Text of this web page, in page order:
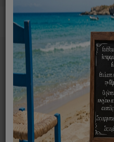
Ανταλλακτικά ηλεκτρικών
Home Σκούπα
Αξεσουάρ/
Πελματάκι Για
Rowenta